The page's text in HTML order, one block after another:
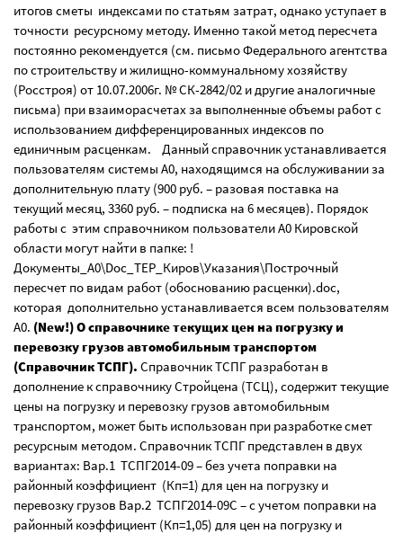
итогов сметы индексами по статьям затрат, однако уступает в
точности ресурсному методу. Именно такой метод пересчета
постоянно рекомендуется (см. письмо Федерального агентства
по строительству и жилищно-коммунальному хозяйству
(Росстроя) от 10.07.2006г. № СК-2842/02 и другие аналогичные
письма) при взаиморасчетах за выполненные объемы работ с
использованием дифференцированных индексов по
единичным расценкам. Данный справочник устанавливается
пользователям системы А0, находящимся на обслуживании за
дополнительную плату (900 руб. – разовая поставка на
текущий месяц, 3360 руб. – подписка на 6 месяцев). Порядок
работы с этим справочником пользователи А0 Кировской
области могут найти в папке: !
Документы_А0\Doc_ТЕР_Киров\Указания\Построчный
пересчет по видам работ (обоснованию расценки).doc,
которая дополнительно устанавливается всем пользователям
А0. (New!)О справочнике текущих цен на погрузку и
перевозку грузов автомобильным транспортом
(Справочник ТСПГ). Справочник ТСПГ разработан в
дополнение к справочнику Стройцена (ТСЦ), содержит текущие
цены на погрузку и перевозку грузов автомобильным
транспортом, может быть использован при разработке смет
ресурсным методом. Справочник ТСПГ представлен в двух
вариантах: Вар.1 ТСПГ2014-09 – без учета поправки на
районный коэффициент (Кп=1) для цен на погрузку и
перевозку грузов Вар.2 ТСПГ2014-09С – с учетом поправки на
районный коэффициент (Кп=1,05) для цен на погрузку и